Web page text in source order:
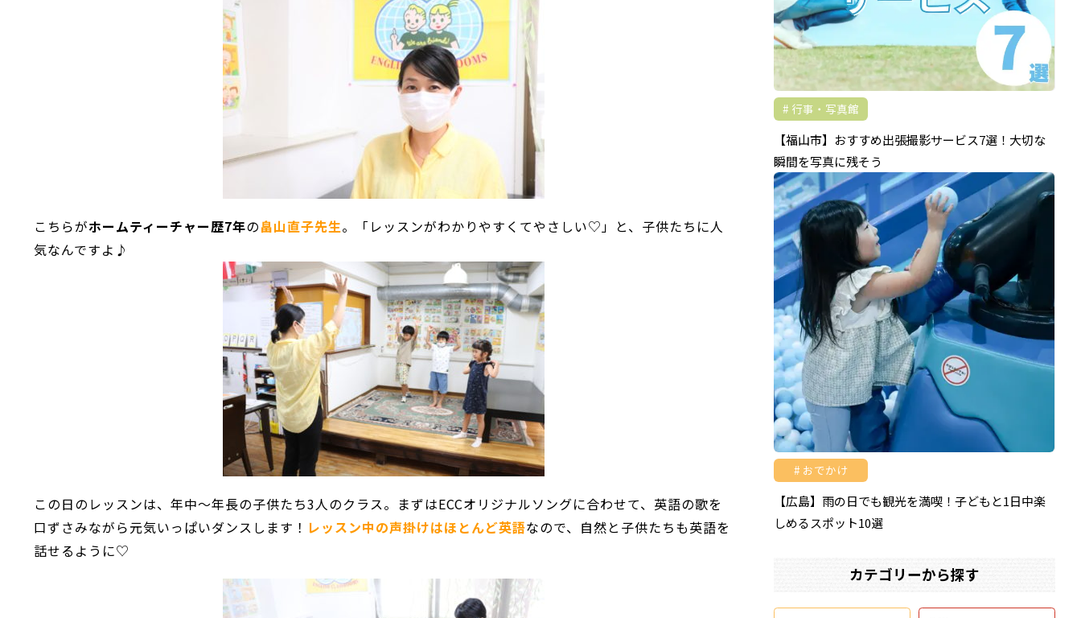
こちらがホームティーチャー歴7年の畠山直子先生。「レッスンがわかりやすくてやさしい♡」と、子供たちに人
気なんですよ♪
この日のレッスンは、年中～年長の子供たち3人のクラス。まずはECCオリジナルソングに合わせて、英語の歌を
口ずさみながら元気いっぱいダンスします！ レッスン中の声掛けはほとんど英語なので、自然と子供たちも英語を
話せるように♡
行事・写真館
【福山市】おすすめ出張撮影サービス7選！大切な
瞬間を写真に残そう
おでかけ
【広島】雨の日でも観光を満喫！子どもと1日中楽
しめるスポット10選
カテゴリーから探す